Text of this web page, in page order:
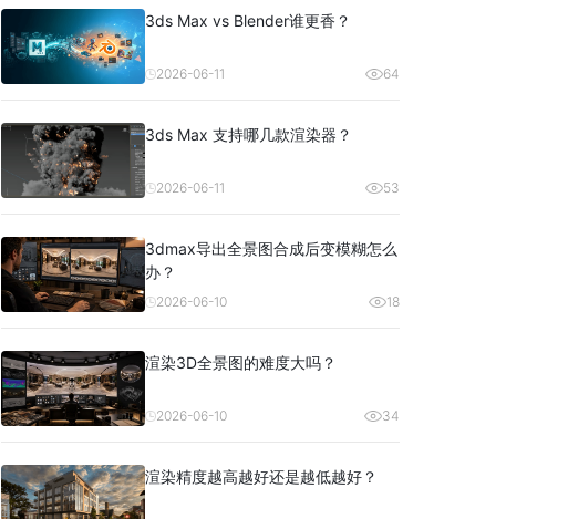
3ds Max vs Blender谁更香？
2026-06-11 64
3ds Max 支持哪几款渲染器？
2026-06-11 53
3dmax导出全景图合成后变模糊怎么
办？
2026-06-10 18
渲染3D全景图的难度大吗？
2026-06-10 34
渲染精度越高越好还是越低越好？